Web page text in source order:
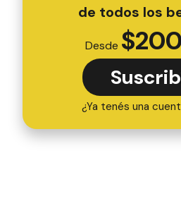
de todos los
Desde $
¿Ya tenés una